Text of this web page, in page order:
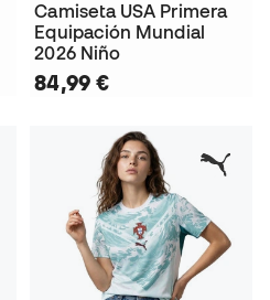
Camiseta USA Primera
Equipación Mundial
2026 Niño
84,99 €